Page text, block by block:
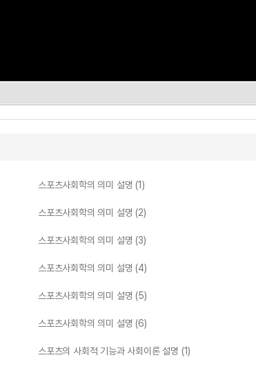
스포츠사회학의 의미 설명 (1)
스포츠사회학의 의미 설명 (2)
스포츠사회학의 의미 설명 (3)
스포츠사회학의 의미 설명 (4)
스포츠사회학의 의미 설명 (5)
스포츠사회학의 의미 설명 (6)
스포츠의 사회적 기능과 사회이론 설명 (1)